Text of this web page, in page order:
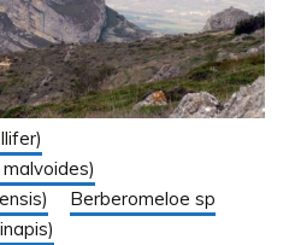
Berberomeloe sp